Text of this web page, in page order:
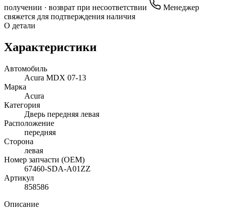
получении · возврат при несоответствии
Менеджер
свяжется для подтверждения наличия
О детали
Характеристики
Автомобиль
Acura MDX 07-13
Марка
Acura
Категория
Дверь передняя левая
Расположение
передняя
Сторона
левая
Номер запчасти (OEM)
67460-SDA-A01ZZ
Артикул
858586
Описание